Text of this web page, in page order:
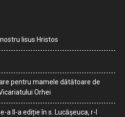
Iisus Hristos
pentru mamele dătătoare de
Orhei
a II-a ediție în s. Lucășeuca, r-l